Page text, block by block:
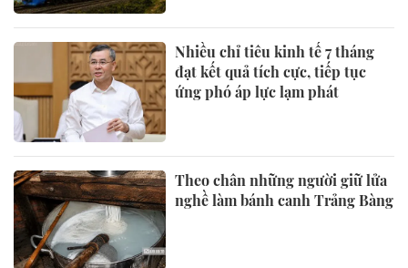
Nhiều chỉ tiêu kinh tế 7 tháng
đạt kết quả tích cực, tiếp tục
ứng phó áp lực lạm phát
Theo chân những người giữ lửa
nghề làm bánh canh Trảng Bàng